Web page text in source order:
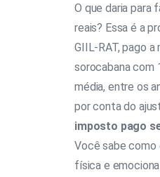
O que daria para
reais? Essa é a
GIIL-RAT, pago a
sorocabana com
média, entre os
por conta do
imposto pago
Você sabe como
física e